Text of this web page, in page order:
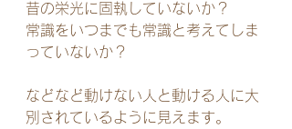
昔の栄光に固執していないか？
常識をいつまでも常識と考えてしま
っていないか？
などなど動けない人と動ける人に大
別されているように見えます。